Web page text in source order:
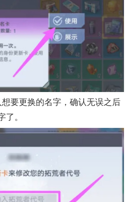
更换的名字，确认无误之后
了。